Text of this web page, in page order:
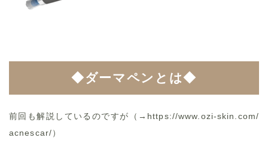
◆ダーマペンとは◆
前回も解説しているのですが（→ https://www.ozi-skin.com/
acnescar/）